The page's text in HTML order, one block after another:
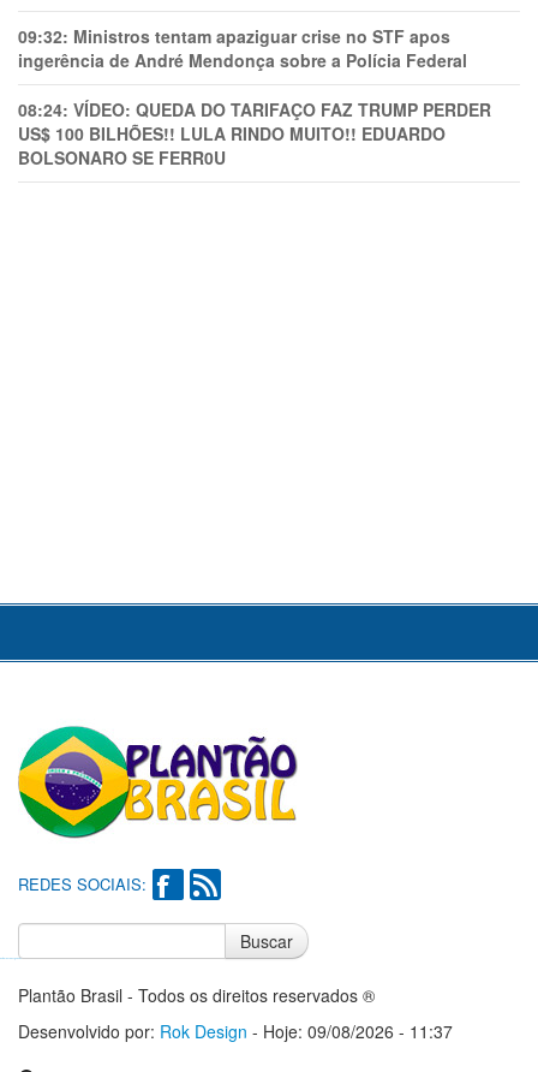
09:32: Ministros tentam apaziguar crise no STF apos
ingerência de André Mendonça sobre a Polícia Federal
08:24: VÍDEO: QUEDA DO TARIFAÇO FAZ TRUMP PERDER
US$ 100 BILHÕES!! LULA RINDO MUITO!! EDUARDO
BOLSONARO SE FERR0U
REDES SOCIAIS:
Buscar
Plantão Brasil - Todos os direitos reservados ®
Desenvolvido por: Rok Design - Hoje: 09/08/2026 - 11:37